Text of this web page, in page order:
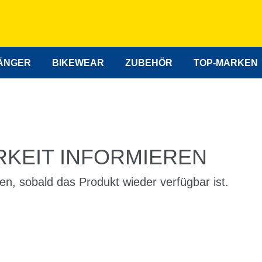
BIKEWEAR ZUBEHÖR TOP-MARKEN
INFORMIEREN
sobald das Produkt wieder verfügbar ist.